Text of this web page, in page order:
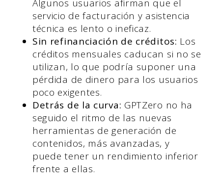
Algunos usuarios afirman que el
servicio de facturación y asistencia
técnica es lento o ineficaz.
Sin refinanciación de créditos: Los
créditos mensuales caducan si no se
utilizan, lo que podría suponer una
pérdida de dinero para los usuarios
poco exigentes.
Detrás de la curva: GPTZero no ha
seguido el ritmo de las nuevas
herramientas de generación de
contenidos, más avanzadas, y
puede tener un rendimiento inferior
frente a ellas.